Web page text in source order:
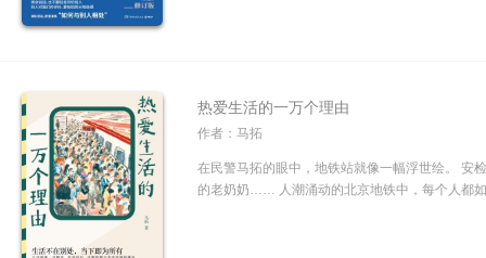
热爱生活的一万个理由
作者：马拓
在民警马拓的眼中，地铁站就像一幅浮世绘。 安
的老奶奶…… 人潮涌动的北京地铁中，每个人都